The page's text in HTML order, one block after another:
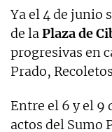
Ya el 4 de junio
de laPlaza de
progresivas en
Prado,
Entre el 6 y el 9
actos del Sumo